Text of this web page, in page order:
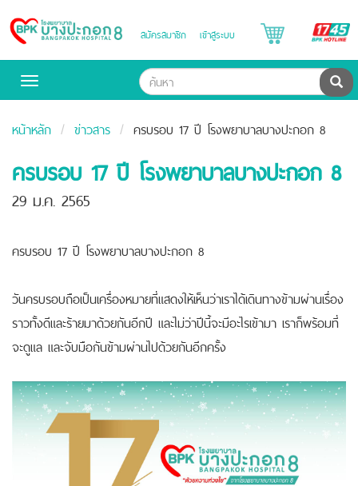
Bangpakok
Hospital
สมัครสมาชิก เข้าสู่ระบบ
Toggle
ค้น
หน้าหลัก ข่าวสาร ครบรอบ 17 ปี โรงพยาบาลบางปะกอก 8
ครบรอบ 17 ปี โรงพยาบาลบางปะกอก 8
29 ม.ค. 2565
ครบรอบ 17 ปี โรงพยาบาลบางปะกอก 8
วันครบรอบถือเป็นเครื่องหมายที่แสดงให้เห็นว่าเราได้เดินทางข้ามผ่านเรื่อง
ราวทั้งดีและร้ายมาด้วยกันอีกปี และไม่ว่าปีนี้จะมีอะไรเข้ามา เราก็พร้อมที่
จะดูแล และจับมือกันข้ามผ่านไปด้วยกันอีกครั้ง